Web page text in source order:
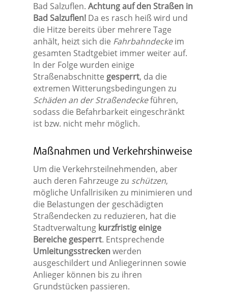
Bad Salzuflen. Achtung auf den Straßen in
Bad Salzuflen!Da es rasch heiß wird und
die Hitze bereits über mehrere Tage
anhält, heizt sich die Fahrbahndeckeim
gesamten Stadtgebiet immer weiter auf.
In der Folge wurden einige
Straßenabschnitte gesperrt, da die
extremen Witterungsbedingungen zu
Schäden an der Straßendeckeführen,
sodass die Befahrbarkeit eingeschränkt
ist bzw. nicht mehr möglich.
Maßnahmen und Verkehrshinweise
Um die Verkehrsteilnehmenden, aber
auch deren Fahrzeuge zu schützen,
mögliche Unfallrisiken zu minimieren und
die Belastungen der geschädigten
Straßendecken zu reduzieren, hat die
Stadtverwaltung kurzfristig einige
Bereiche gesperrt. Entsprechende
Umleitungsstreckenwerden
ausgeschildert und Anliegerinnen sowie
Anlieger können bis zu ihren
Grundstücken passieren.